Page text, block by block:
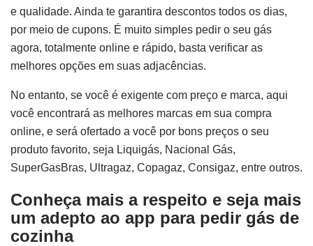
e qualidade. Ainda te garantira descontos todos os dias,
por meio de cupons. É muito simples pedir o seu gás
agora, totalmente online e rápido, basta verificar as
melhores opções em suas adjacências.
No entanto, se você é exigente com preço e marca, aqui
você encontrará as melhores marcas em sua compra
online, e será ofertado a você por bons preços o seu
produto favorito, seja Liquigás, Nacional Gás,
SuperGasBras, Ultragaz, Copagaz, Consigaz, entre outros.
Conheça mais a respeito e seja mais
um adepto ao app para pedir gás de
cozinha